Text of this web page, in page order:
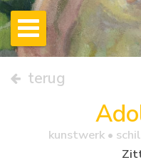
terug
kunstwerk •